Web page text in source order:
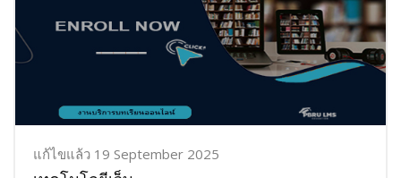
แก้ไขแล้ว 19 September 2025